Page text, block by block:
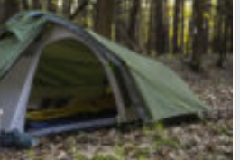
tehniskie parametri un